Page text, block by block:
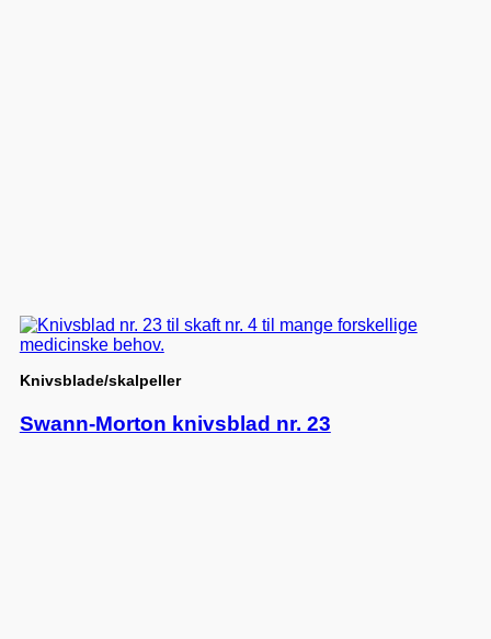
Knivsblade/skalpeller
Swann-Morton knivsblad nr. 23